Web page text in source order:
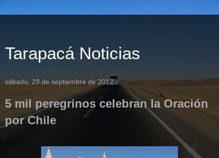
Tarapacá Noticias
sábado, 29 de septiembre de 2012
5 mil peregrinos celebran la Oración
por Chile